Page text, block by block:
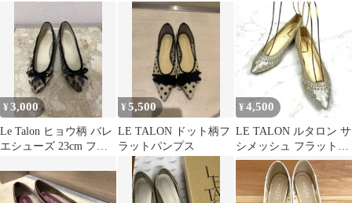
ットカーキ
¥3,000
Le Talon ヒョウ柄 バレ
エシューズ 23cm フラ
¥5,500
LE TALON ドット柄フ
ラットパンプス
¥ 4,500
LE TALON ルタロン サ
シメッシュ フラットパ
ンプス ポインテッド 23